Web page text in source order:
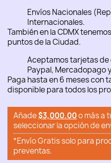
Envíos Nacionales
Internacionales.
También en la CDMX
puntos de la Ciudad.
Aceptamos tarjetas
Paypal, Mercadopago
Paga hasta en 6 meses con
disponible para todos los
Añade$3,000.00o más a
seleccionar la opción de
*Envío Gratis solo para
preventas.